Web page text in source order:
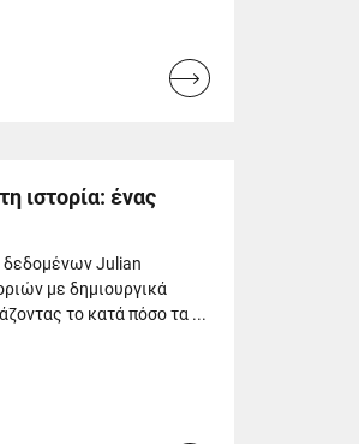
Read
ιστορία: ένας
δεδομένων Julian
με δημιουργικά
το κατά πόσο τα ...